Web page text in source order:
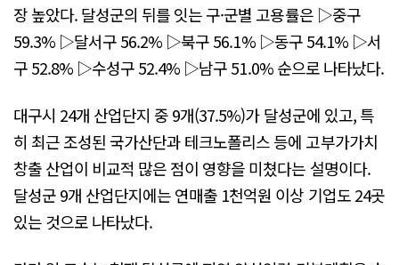
장 높았다. 달성군의 뒤를 잇는 구·군별 고용률은 ▷중구
59.3% ▷달서구 56.2% ▷북구 56.1% ▷동구 54.1% ▷서
구 52.8% ▷수성구 52.4% ▷남구 51.0% 순으로 나타났다.
대구시 24개 산업단지 중 9개(37.5%)가 달성군에 있고, 특
히 최근 조성된 국가산단과 테크노폴리스 등에 고부가가치
창출 산업이 비교적 많은 점이 영향을 미쳤다는 설명이다.
달성군 9개 산업단지에는 연매출 1천억원 이상 기업도 24곳
있는 것으로 나타났다.